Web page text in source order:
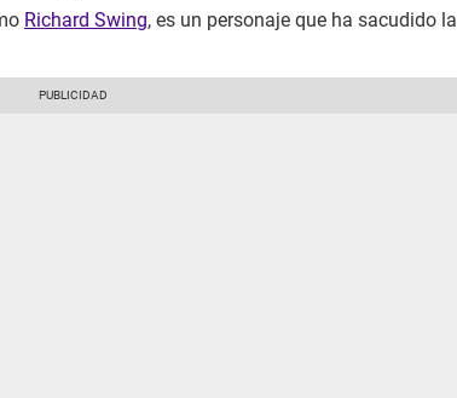
Richard Swing, es un personaje que ha sacudido la